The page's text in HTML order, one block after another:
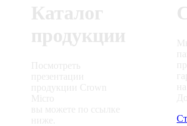
Каталог
продукции
Посмотреть
презентации
продукции Crown
Micro
вы можете по ссылке
ниже.